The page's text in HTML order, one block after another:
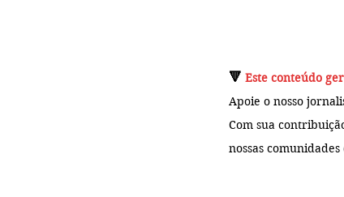
🔻 Este conteúdo
Apoie o nosso
Com sua
nossas